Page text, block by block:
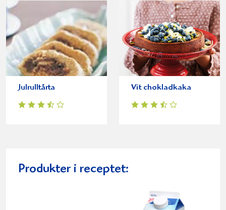
Julrulltårta Vit chokladkaka
Produkter i receptet: